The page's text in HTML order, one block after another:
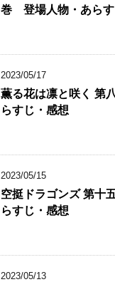
巻 登場人物・あらす
2023/05/17
薫る花は凛と咲く 第
らすじ・感想
2023/05/15
空挺ドラゴンズ 第十
らすじ・感想
2023/05/13